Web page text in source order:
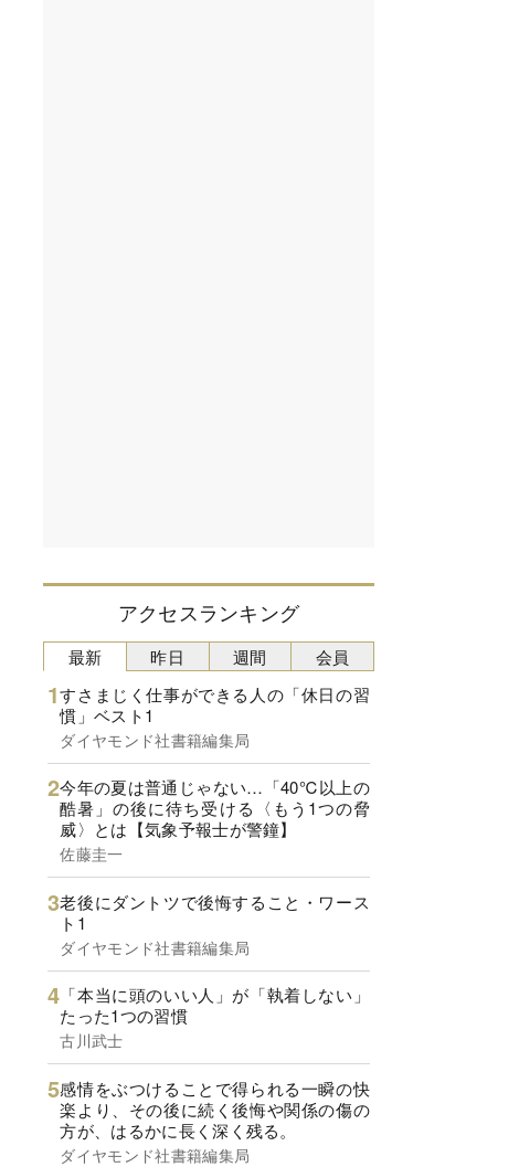
アクセスランキング
最新
すさまじく仕事ができる人の「休日の習
慣」ベスト1
ダイヤモンド社書籍編集局
今年の夏は普通じゃない…「40℃以上の
酷暑」の後に待ち受ける〈もう1つの脅
威〉とは【気象予報士が警鐘】
佐藤圭一
老後にダントツで後悔すること・ワース
ト1
ダイヤモンド社書籍編集局
「本当に頭のいい人」が「執着しない」
たった1つの習慣
古川武士
感情をぶつけることで得られる一瞬の快
楽より、その後に続く後悔や関係の傷の
方が、はるかに長く深く残る。
ダイヤモンド社書籍編集局
昨日 週間 会員